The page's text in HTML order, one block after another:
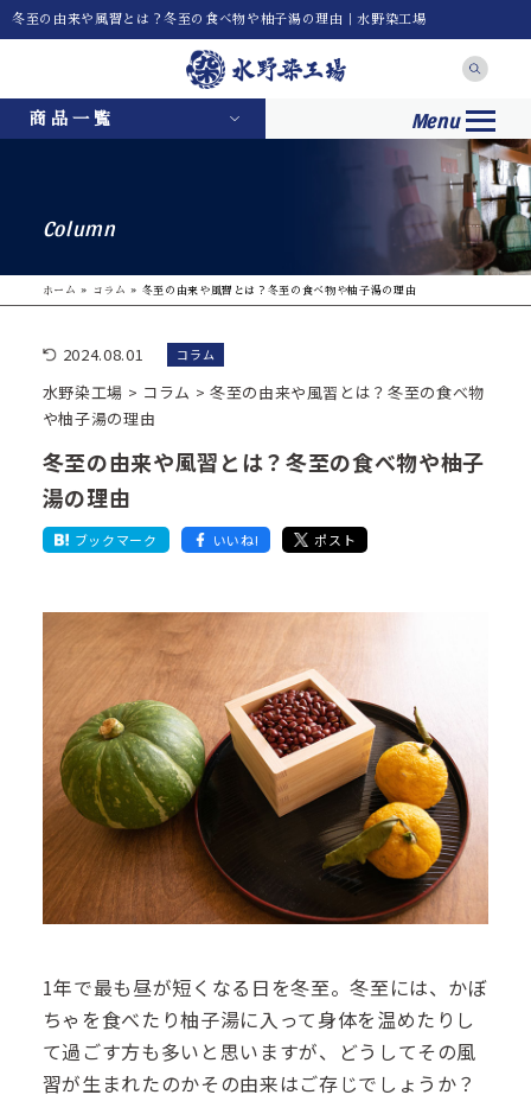
冬至の由来や風習とは？冬至の食べ物や柚子湯の理由｜水野染工場
商品一覧 Menu
Column
ホーム » コラム » 冬至の由来や風習とは？冬至の食べ物や柚子湯の理由
2024.08.01 コラム
水野染工場 > コラム > 冬至の由来や風習とは？冬至の食べ物
や柚子湯の理由
冬至の由来や風習とは？冬至の食べ物や柚子
湯の理由
ブックマーク いいね! ポスト
1年で最も昼が短くなる日を冬至。冬至には、かぼ
ちゃを食べたり柚子湯に入って身体を温めたりし
て過ごす方も多いと思いますが、どうしてその風
習が生まれたのかその由来はご存じでしょうか？